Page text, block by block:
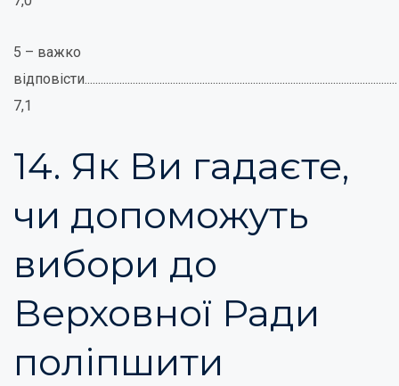
5 – важко
відповісти.....................................................................................................................
7,1
14. Як Ви гадаєте,
чи допоможуть
вибори до
Верховної Ради
поліпшити